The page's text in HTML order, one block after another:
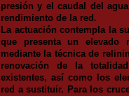
presión y el caudal del
rendimiento de la red.
La actuación contempla la
que presenta un elevado
mediante la técnica de
renovación de la
existentes, así como los
red a sustituir. Para los